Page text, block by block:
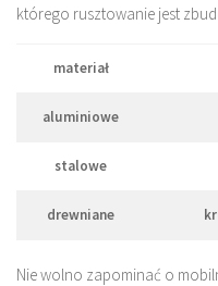
którego rusztowanie jest
materiał
aluminiowe
stalowe
drewniane
Nie wolno zapominać o